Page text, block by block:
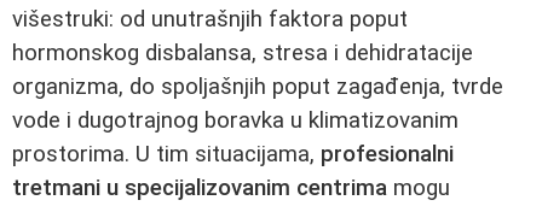
višestruki: od unutrašnjih faktora poput
hormonskog disbalansa, stresa i dehidratacije
organizma, do spoljašnjih poput zagađenja, tvrde
vode i dugotrajnog boravka u klimatizovanim
prostorima. U tim situacijama, profesionalni
tretmani u specijalizovanim centrima mogu